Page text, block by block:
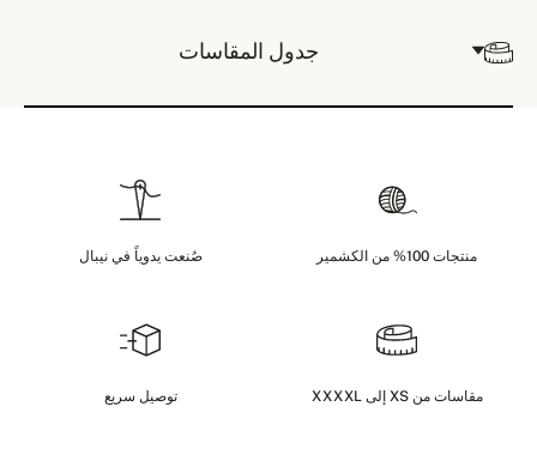
جدول المقاسات
منتجات 100% من الكشمير صُنعت يدوياً في نيبال
مقاسات من XS إلى XXXXL توصيل سريع